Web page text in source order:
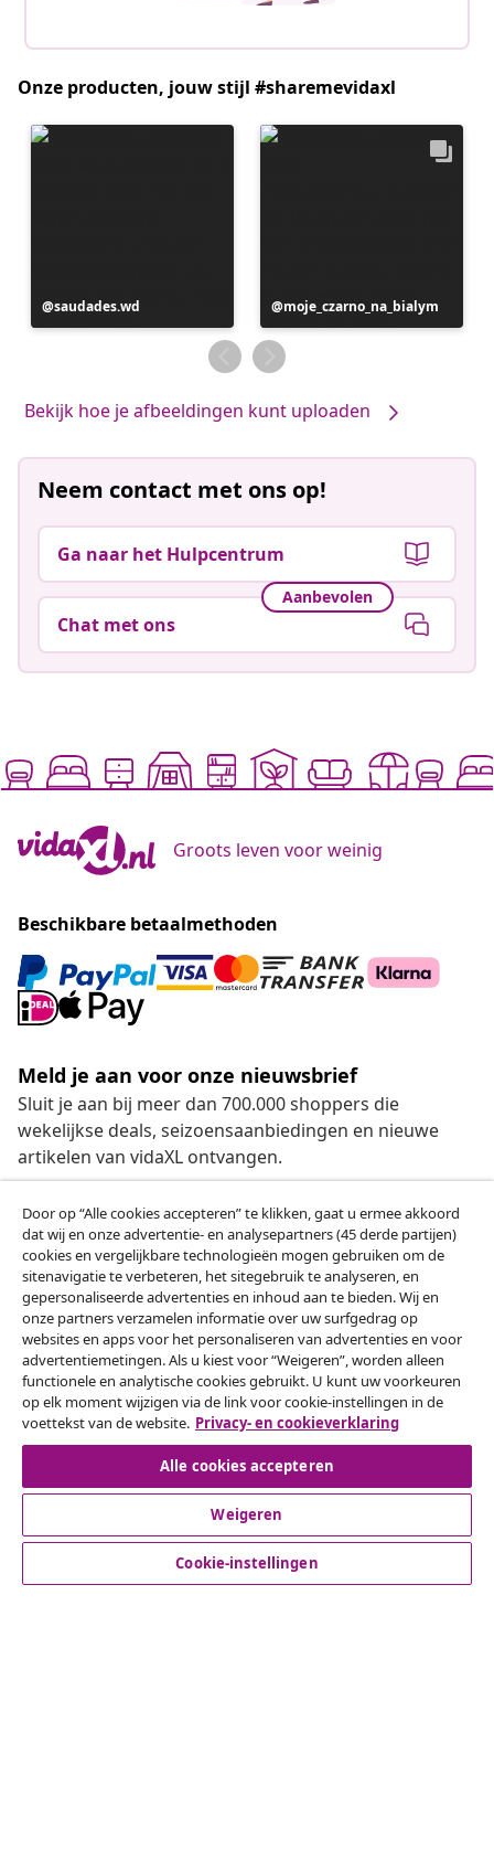
Onze producten, jouw stijl #sharemevidaxl
Bericht
gepubliceerd
saudades.wd
Bericht
gepubliceerd
door
moje_czarno_na_bialym
Bekijk hoe je afbeeldingen kunt uploaden
Neem contact met ons op!
Ga naar het Hulpcentrum
Aanbevolen
Chat met ons
Groots leven voor weinig
Beschikbare betaalmethoden
Meld je aan voor onze nieuwsbrief
Sluit je aan bij meer dan 700.000 shoppers die
wekelijkse deals, seizoensaanbiedingen en nieuwe
artikelen van vidaXL ontvangen.
Onze sociale media
Herroeping van de overeenkomst
Een annulering voor je bestelling indienen
Herroeping van de overeenkomst
Klantenservice
Door op “Alle cookies accepteren” te klikken, gaat u ermee akkoord
dat wij en onze advertentie- en analysepartners (45 derde partijen)
cookies en vergelijkbare technologieën mogen gebruiken om de
sitenavigatie te verbeteren, het sitegebruik te analyseren, en
gepersonaliseerde advertenties en inhoud aan te bieden. Wij en
onze partners verzamelen informatie over uw surfgedrag op
websites en apps voor het personaliseren van advertenties en voor
advertentiemetingen. Als u kiest voor “Weigeren”, worden alleen
functionele en analytische cookies gebruikt. U kunt uw voorkeuren
op elk moment wijzigen via de link voor cookie-instellingen in de
voettekst van de website. Privacy- en cookieverklaring
Alle cookies accepteren
Weigeren
Cookie-instellingen